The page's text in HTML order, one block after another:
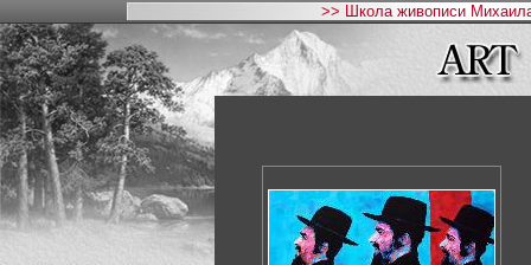
>> Школа живописи